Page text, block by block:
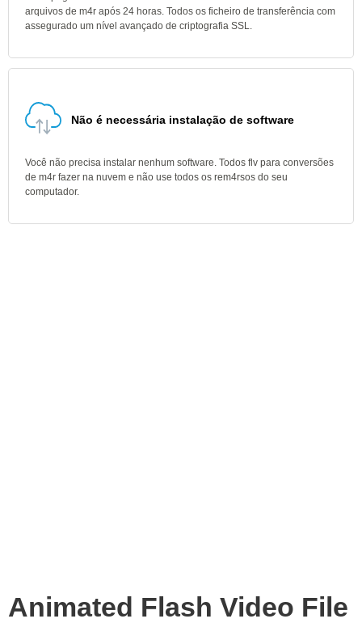
arquivos de m4r após 24 horas. Todos os ficheiro de transferência com
assegurado um nível avançado de criptografia SSL.
Não é necessária instalação de software
Você não precisa instalar nenhum software. Todos flv para conversões
de m4r fazer na nuvem e não use todos os rem4rsos do seu
computador.
Animated Flash Video File